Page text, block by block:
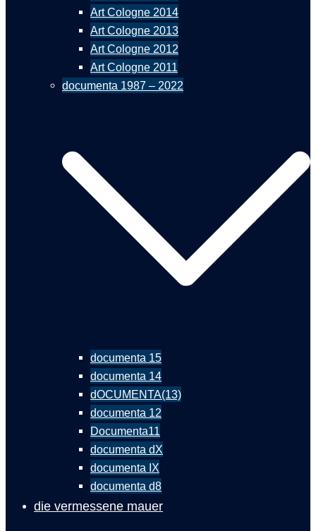
Art Cologne 2014
Art Cologne 2013
Art Cologne 2012
Art Cologne 2011
documenta 1987 – 2022
documenta 15
documenta 14
dOCUMENTA(13)
documenta 12
Documenta11
documenta dX
documenta IX
documenta d8
die vermessene mauer